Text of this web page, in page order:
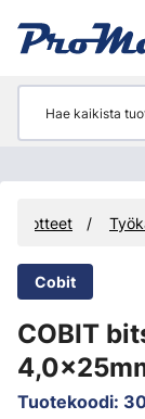
Tuotteet
Cobit
COBIT
Tuotekoodi: